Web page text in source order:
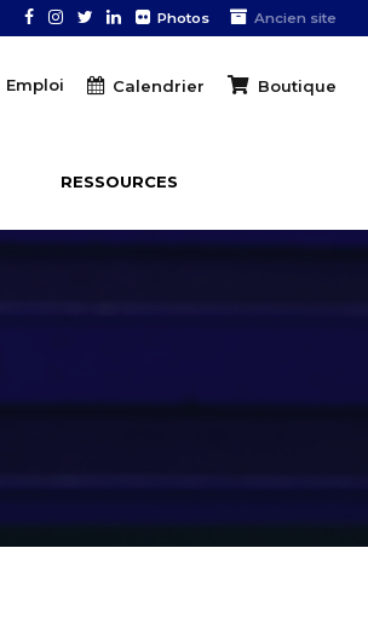
Photos Ancien site
Emploi Calendrier Boutique
RESSOURCES